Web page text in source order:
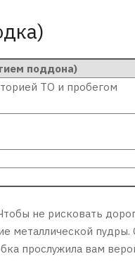
поддона)
ТО и пробегом
не рисковать
металлической
прослужила вам